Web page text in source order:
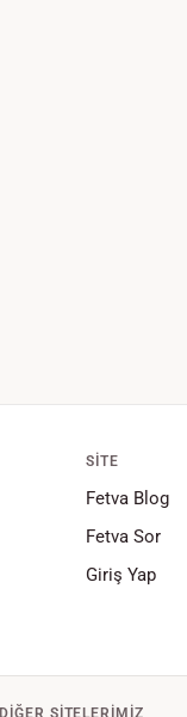
SITE
Fetva Blog
Fetva Sor
Giriş Yap
DIĞER SITELERIMIZ